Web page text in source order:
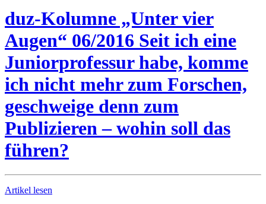
duz-Kolumne „Unter vier
Augen“ 06/2016 Seit ich eine
Juniorprofessur habe, komme
ich nicht mehr zum Forschen,
geschweige denn zum
Publizieren – wohin soll das
führen?
Artikel lesen